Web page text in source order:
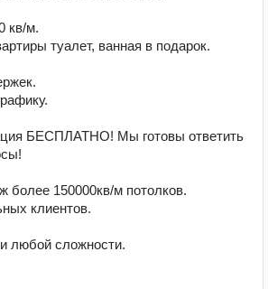
кв/м.
туалет, ванная в подарок.
БЕСПЛАТНО! Мы готовы ответить
более 150000кв/м потолков.
клиентов.
любой сложности.